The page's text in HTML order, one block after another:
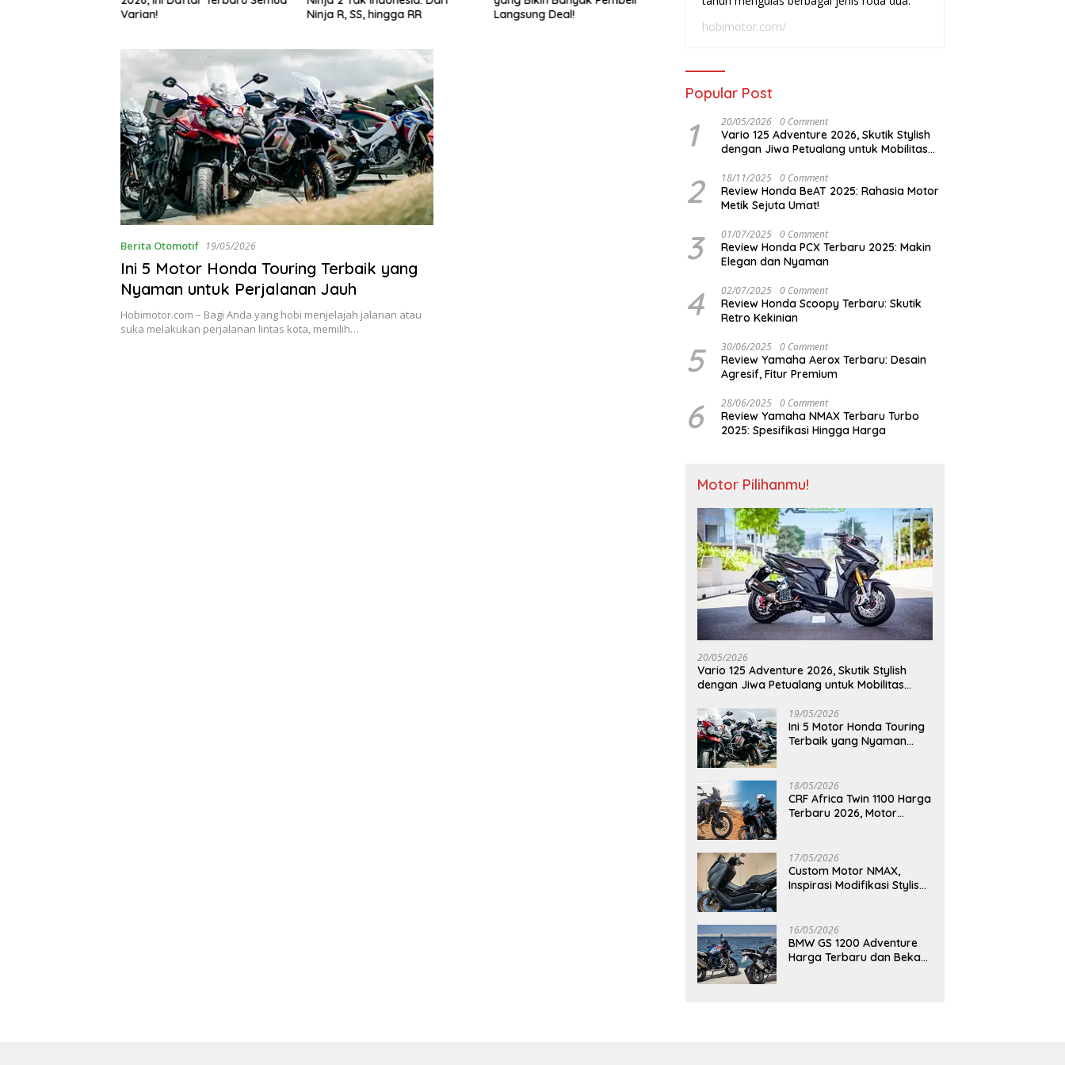
Varian!
Ninja R, SS, hingga RR
Langsung Deal!
Berita Otomotif 19/05/2026
Ini 5 Motor Honda Touring Terbaik yang
Nyaman untuk Perjalanan Jauh
Hobimotor.com – Bagi Anda yang hobi menjelajah jalanan atau
suka melakukan perjalanan lintas kota, memilih…
hobimotor.com/
Popular Post
1 20/05/2026 0 Comment
Vario 125 Adventure 2026, Skutik Stylish
dengan Jiwa Petualang untuk Mobilitas
2 18/11/2025 0 Comment
Review Honda BeAT 2025: Rahasia Motor
Metik Sejuta Umat!
3 01/07/2025 0 Comment
Review Honda PCX Terbaru 2025: Makin
Elegan dan Nyaman
4 02/07/2025 0 Comment
Review Honda Scoopy Terbaru: Skutik
Retro Kekinian
5 30/06/2025 0 Comment
Review Yamaha Aerox Terbaru: Desain
Agresif, Fitur Premium
6 28/06/2025 0 Comment
Review Yamaha NMAX Terbaru Turbo
2025: Spesifikasi Hingga Harga
Motor Pilihanmu!
20/05/2026
Vario 125 Adventure 2026, Skutik Stylish
dengan Jiwa Petualang untuk Mobilitas
19/05/2026
Ini 5 Motor Honda Touring
Terbaik yang Nyaman
18/05/2026
CRF Africa Twin 1100 Harga
Terbaru 2026, Motor
17/05/2026
Custom Motor NMAX,
Inspirasi Modifikasi Stylish
16/05/2026
BMW GS 1200 Adventure
Harga Terbaru dan Bekas,